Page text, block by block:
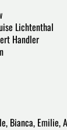
Lichtenthal
Handler
Bianca, Emilie,